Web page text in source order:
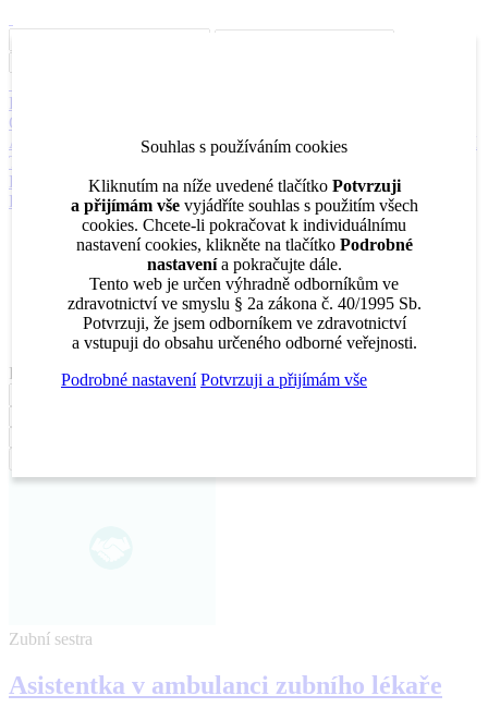
Kariérní poradenství
O nás
AKADEMIE
DENTAL BAZAR DENTAL JOBS
TV
DentalJobs.czmenu search
Přihlásit
Inzerce
Pro inzerenty
Upozornění na nové pozice
Kariérní poradenství
Filtrovat
Zubní sestra
Asistentka v ambulanci zubního lékaře
Souhlas s používáním cookies
Kliknutím na níže uvedené tlačítko Potvrzuji
a přijímám vše vyjádříte souhlas s použitím všech
cookies. Chcete-li pokračovat k individuálnímu
nastavení cookies, klikněte na tlačítkoPodrobné
nastavenía pokračujte dále.
Tento web je určen výhradně odborníkům ve
zdravotnictví ve smyslu § 2a zákona č. 40/1995 Sb.
Potvrzuji, že jsem odborníkem ve zdravotnictví
a vstupuji do obsahu určeného odborné veřejnosti.
Podrobné nastavení Potvrzuji a přijímám vše